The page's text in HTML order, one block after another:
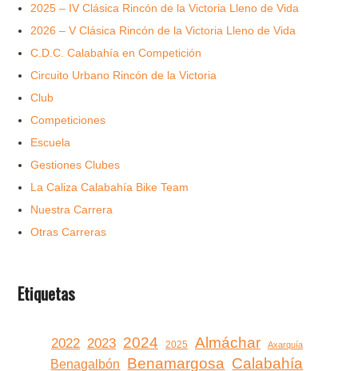
2025 – IV Clásica Rincón de la Victoria Lleno de Vida
2026 – V Clásica Rincón de la Victoria Lleno de Vida
C.D.C. Calabahía en Competición
Circuito Urbano Rincón de la Victoria
Club
Competiciones
Escuela
Gestiones Clubes
La Caliza Calabahía Bike Team
Nuestra Carrera
Otras Carreras
Etiquetas
2022 2023 2024 2025 Almáchar Axarquía
Benagalbón Benamargosa Calabahía